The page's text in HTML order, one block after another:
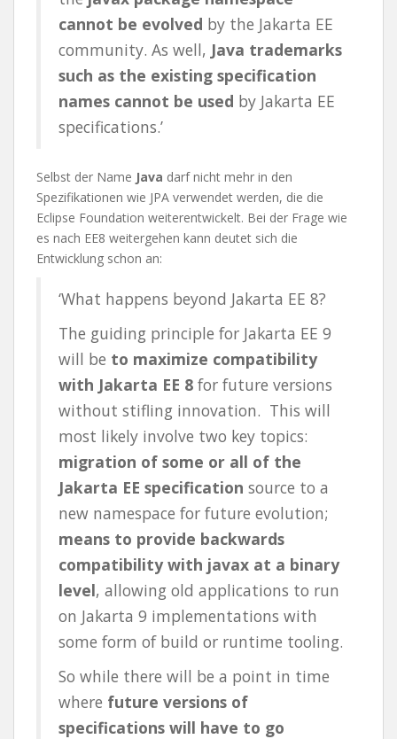
cannot be evolved by the Jakarta EE
community. As well, Java trademarks
such as the existing specification
names cannot be used by Jakarta EE
specifications.’
Selbst der Name Java darf nicht mehr in den
Spezifikationen wie JPA verwendet werden, die die
Eclipse Foundation weiterentwickelt. Bei der Frage wie
es nach EE8 weitergehen kann deutet sich die
Entwicklung schon an:
‘What happens beyond Jakarta EE 8?
The guiding principle for Jakarta EE 9
will be to maximize compatibility
with Jakarta EE 8 for future versions
without stifling innovation. This will
most likely involve two key topics:
migration of some or all of the
Jakarta EE specification source to a
new namespace for future evolution;
means to provide backwards
compatibility with javax at a binary
level, allowing old applications to run
on Jakarta 9 implementations with
some form of build or runtime tooling.
So while there will be a point in time
where future versions of
specifications will have to go